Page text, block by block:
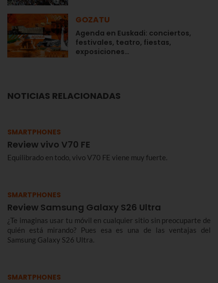
GOZATU
Agenda en Euskadi: conciertos,
festivales, teatro, fiestas,
exposiciones…
NOTICIAS RELACIONADAS
SMARTPHONES
Review vivo V70 FE
Equilibrado en todo, vivo V70 FE viene muy fuerte.
SMARTPHONES
Review Samsung Galaxy S26 Ultra
¿Te imaginas usar tu móvil en cualquier sitio sin preocuparte de
quién está mirando? Pues esa es una de las ventajas del
Samsung Galaxy S26 Ultra.
SMARTPHONES